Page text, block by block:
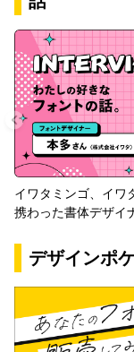
イワタミンゴ、イワ
携わった書体デザイ
デザインポ